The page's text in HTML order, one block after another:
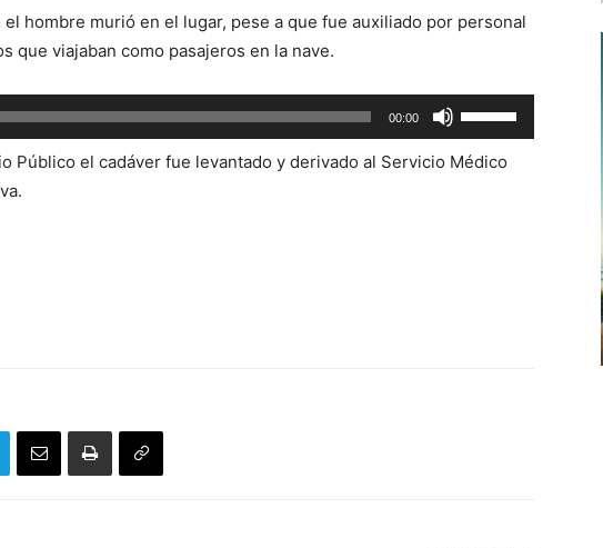
hombre murió en el lugar, pese a que fue auxiliado por personal
que viajaban como pasajeros en la nave.
00:00
las
teclas
Público el cadáver fue levantado y derivado al Servicio Médico